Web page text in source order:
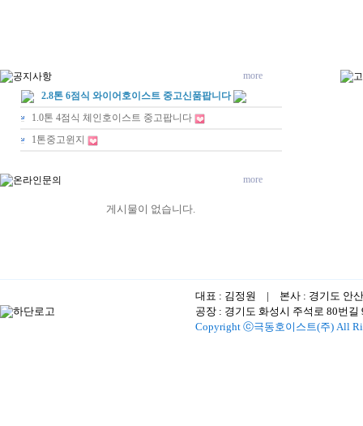
more
2.8톤 6점식 와이어호이스트 중고신품팝니다
1.0톤 4점식 체인호이스트 중고팝니다
1톤중고윈지
more
게시물이 없습니다.
대표 : 김정원 | 본사 : 경기도 안산
공장 : 경기도 화성시 주석로 80
Copyright ⓒ극동호이스트(주) All